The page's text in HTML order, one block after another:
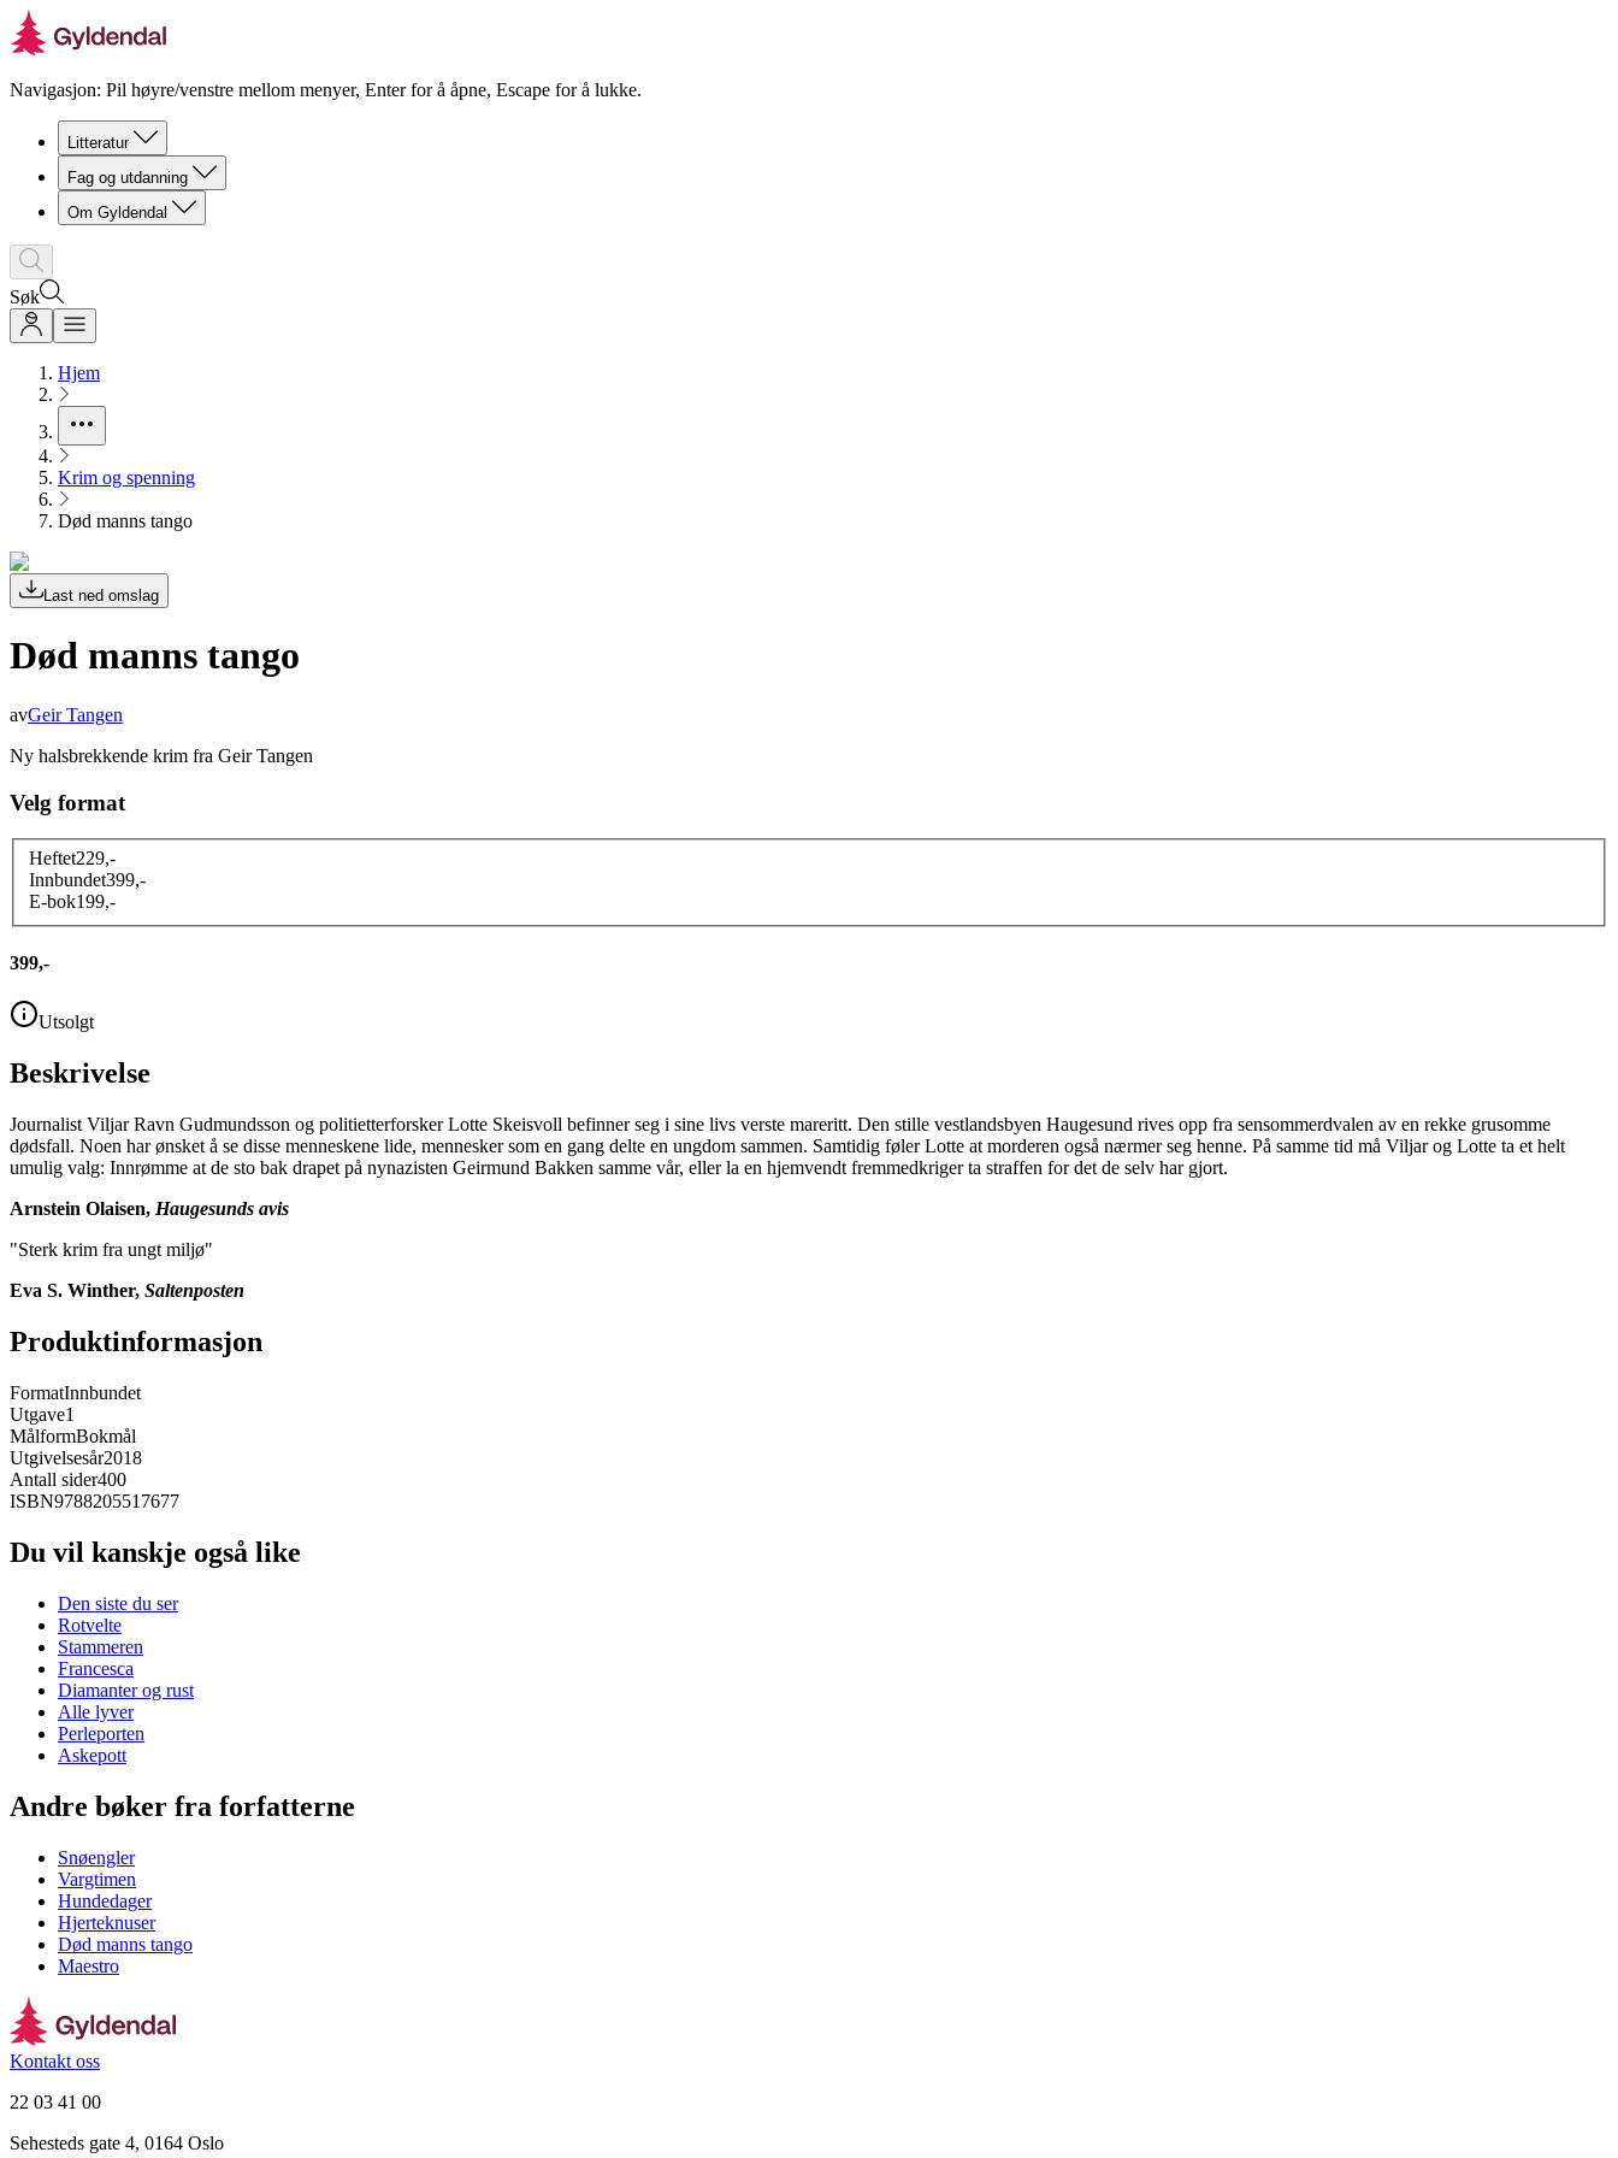
Navigasjon: Pil høyre/venstre mellom menyer, Enter for å åpne, Escape for å lukke.
Litteratur
Fag og utdanning
Om Gyldendal
Søk
Hjem
Krim og spenning
Død manns tango
Last ned omslag
Død manns tango
avGeir Tangen
Ny halsbrekkende krim fra Geir Tangen
Velg format
Heftet229,-
Innbundet399,-
E-bok199,-
399,-
Utsolgt
Beskrivelse
Journalist Viljar Ravn Gudmundsson og politietterforsker Lotte Skeisvoll befinner seg i sine livs verste mareritt. Den stille vestlandsbyen Haugesund rives opp fra sensommerdvalen av en rekke grusomme
dødsfall. Noen har ønsket å se disse menneskene lide, mennesker som en gang delte en ungdom sammen. Samtidig føler Lotte at morderen også nærmer seg henne. På samme tid må Viljar og Lotte ta et helt
umulig valg: Innrømme at de sto bak drapet på nynazisten Geirmund Bakken samme vår, eller la en hjemvendt fremmedkriger ta straffen for det de selv har gjort.
Arnstein Olaisen, Haugesunds avis
"Sterk krim fra ungt miljø"
Eva S. Winther, Saltenposten
Produktinformasjon
FormatInnbundet
Utgave1
MålformBokmål
Utgivelsesår2018
Antall sider400
ISBN9788205517677
Du vil kanskje også like
Den siste du ser
Rotvelte
Stammeren
Francesca
Diamanter og rust
Alle lyver
Perleporten
Askepott
Andre bøker fra forfatterne
Snøengler
Vargtimen
Hundedager
Hjerteknuser
Død manns tango
Maestro
Kontakt oss
22 03 41 00
Sehesteds gate 4, 0164 Oslo